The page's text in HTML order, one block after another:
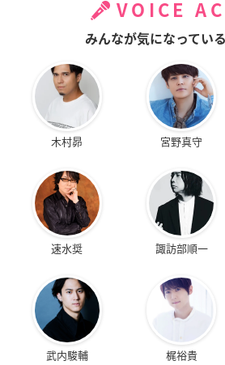
VOICE
みんなが気になってい
木村昴 宮野真守
速水奨 諏訪部順一
武内駿輔 梶裕貴